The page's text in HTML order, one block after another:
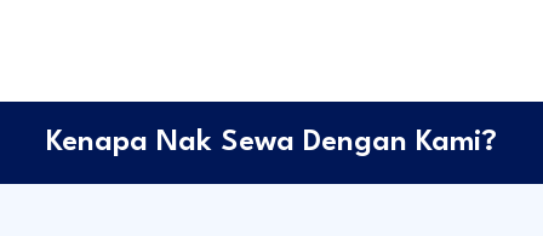
Kenapa Nak Sewa Dengan Kami?